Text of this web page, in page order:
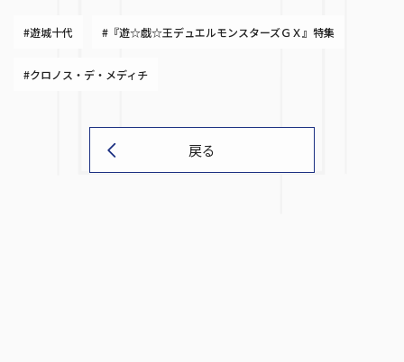
#遊城十代 #『遊☆戯☆王デュエルモンスターズＧＸ』特集
#クロノス・デ・メディチ
戻る